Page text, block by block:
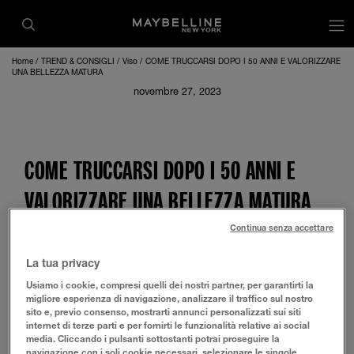
Home TREND & CONSIGLI Viso
COME TRUCCARSI DOPO I 50 ANNI E VALORIZZARE
UNA BELLEZZA MATURA
novembre 27, 2023
COME TRUCCARSI DOPO I 50 ANNI E
VALORIZZARE UNA BELLEZZA MATURA
adatto a una bellezza matura? Sicuramente facendo posto a
imperfezione e al contempo riesca a valorizzare una
bellezza più matura.
TRUCCARSI BENE A 50 ANNI, LA SKINCARE È IL SEGRETO
La tua privacy
Usiamo i cookie, compresi quelli dei nostri partner, per garantirti la
migliore esperienza di navigazione, analizzare il traffico sul nostro
sito e, previo consenso, mostrarti annunci personalizzati sui siti
internet di terze parti e per fornirti le funzionalità relative ai social
media. Cliccando i pulsanti sottostanti potrai proseguire la
Continua senza accettare